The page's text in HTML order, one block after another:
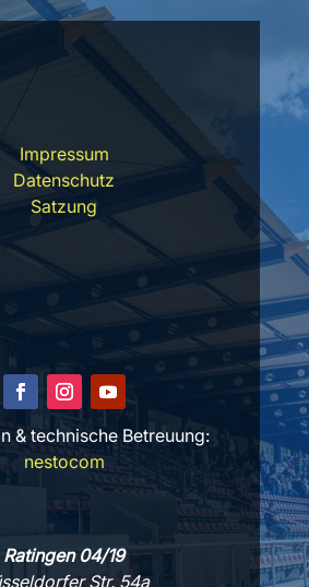
Impressum
Datenschutz
Satzung
& technische Betreuung:
nestocom
Ratingen 04/19
Str. 54a